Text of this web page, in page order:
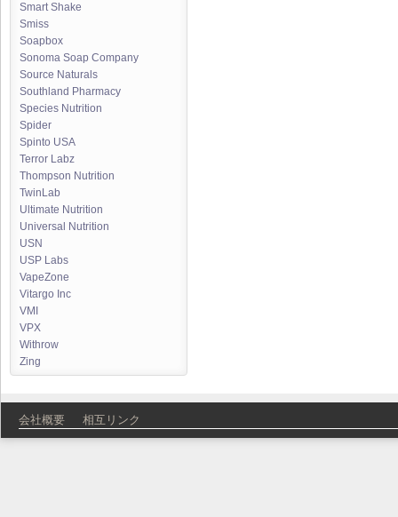
Smart Shake
Smiss
Soapbox
Sonoma Soap Company
Source Naturals
Southland Pharmacy
Species Nutrition
Spider
Spinto USA
Terror Labz
Thompson Nutrition
TwinLab
Ultimate Nutrition
Universal Nutrition
USN
USP Labs
VapeZone
Vitargo Inc
VMI
VPX
Withrow
Zing
会社概要 相互リンク